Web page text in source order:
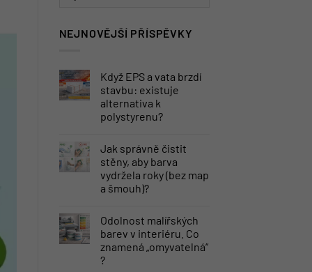
NEJNOVĚJŠÍ PŘÍSPĚVKY
Když EPS a vata brzdí
stavbu: existuje
alternativa k
polystyrenu?
Jak správně čistit
stěny, aby barva
vydržela roky (bez map
a šmouh)?
Odolnost malířských
barev v interiéru. Co
znamená „omyvatelná“
?